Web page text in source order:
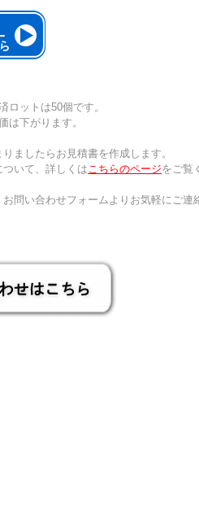
ロットは50個です。
は下がります。
ましたらお見積書を作成します。
いて、詳しくはこちらのページをご覧
問い合わせフォームよりお気軽にご連